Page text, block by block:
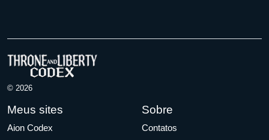
© 2026
Meus sites
Aion Codex
Sobre
Contatos